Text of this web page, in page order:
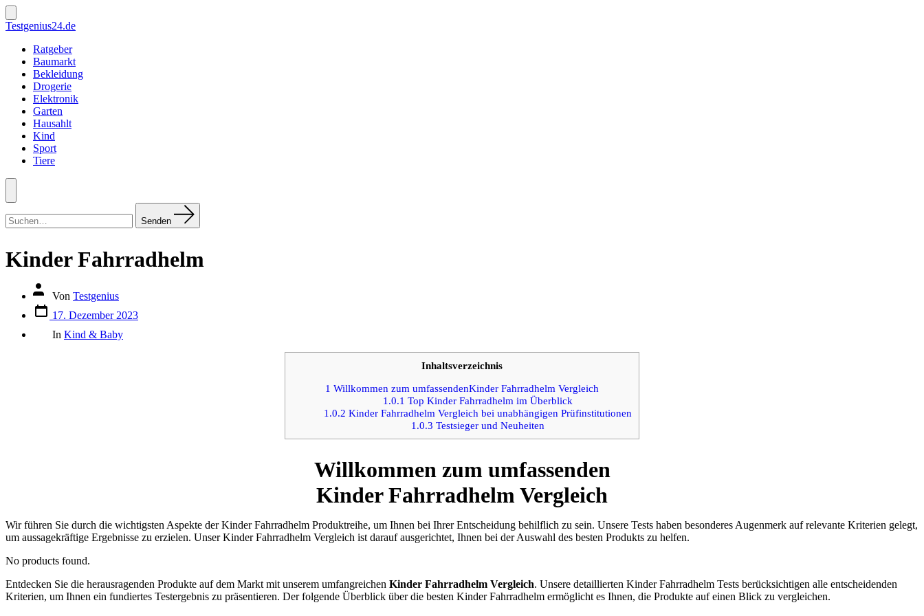
Zum
Inhalt
springen
Suche
ein-/ausblenden
Testgenius24.de
Ratgeber
Baumarkt
Bekleidung
Drogerie
Elektronik
Garten
Hausahlt
Kind
Sport
Tiere
Menü
nach:
Senden
Kinder Fahrradhelm
Autor
Beitrags
Von Testgenius
Datum
des
Beitrags
17. Dezember 2023
In Kind & Baby
Inhaltsverzeichnis
1 Willkommen zum umfassendenKinder Fahrradhelm Vergleich
1.0.1 Top Kinder Fahrradhelm im Überblick
1.0.2 Kinder Fahrradhelm Vergleich bei unabhängigen Prüfinstitutionen
1.0.3 Testsieger und Neuheiten
Willkommen zum umfassenden
Kinder Fahrradhelm Vergleich
Wir führen Sie durch die wichtigsten Aspekte der Kinder Fahrradhelm Produktreihe, um Ihnen bei Ihrer Entscheidung behilflich zu sein. Unsere Tests haben besonderes Augenmerk auf relevante Kriterien gelegt,
um aussagekräftige Ergebnisse zu erzielen. Unser Kinder Fahrradhelm Vergleich ist darauf ausgerichtet, Ihnen bei der Auswahl des besten Produkts zu helfen.
No products found.
Entdecken Sie die herausragenden Produkte auf dem Markt mit unserem umfangreichen Kinder Fahrradhelm Vergleich. Unsere detaillierten Kinder Fahrradhelm Tests berücksichtigen alle entscheidenden
Kriterien, um Ihnen ein fundiertes Testergebnis zu präsentieren. Der folgende Überblick über die besten Kinder Fahrradhelm ermöglicht es Ihnen, die Produkte auf einen Blick zu vergleichen.